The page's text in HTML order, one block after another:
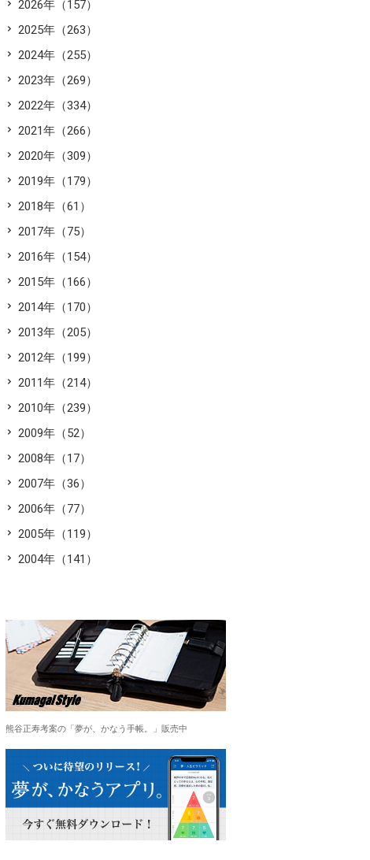
2026年（157）
2025年（263）
2024年（255）
2023年（269）
2022年（334）
2021年（266）
2020年（309）
2019年（179）
2018年（61）
2017年（75）
2016年（154）
2015年（166）
2014年（170）
2013年（205）
2012年（199）
2011年（214）
2010年（239）
2009年（52）
2008年（17）
2007年（36）
2006年（77）
2005年（119）
2004年（141）
熊谷正寿考案の「夢が、かなう手帳。」販売中